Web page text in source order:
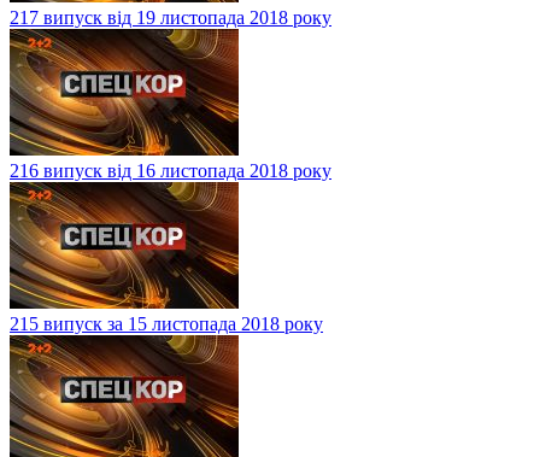
217 випуск від 19 листопада 2018 року
216 випуск від 16 листопада 2018 року
215 випуск за 15 листопада 2018 року